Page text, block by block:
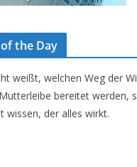
the Day
weißt, welchen Weg der
bereitet werden,
wissen, der alles wirkt.